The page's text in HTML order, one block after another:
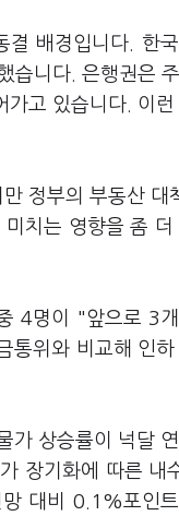
배경입니다. 한
습니다. 은행권은
고 있습니다. 이
정부의 부동산 대
치는 영향을 좀
4명이 "앞으로 3
위와 비교해 인하
가 상승률이 넉달
장기화에 따른 내
대비 0.1%포인트